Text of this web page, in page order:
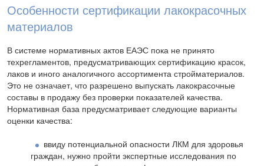
Особенности сертификации лакокрасочных
материалов
В системе нормативных актов ЕАЭС пока не принято
техрегламентов, предусматривающих сертификацию красок,
лаков и иного аналогичного ассортимента стройматериалов.
Это не означает, что разрешено выпускать лакокрасочные
составы в продажу без проверки показателей качества.
Нормативная база предусматривает следующие варианты
оценки качества:
ввиду потенциальной опасности ЛКМ для здоровья
граждан, нужно пройти экспертные исследования по